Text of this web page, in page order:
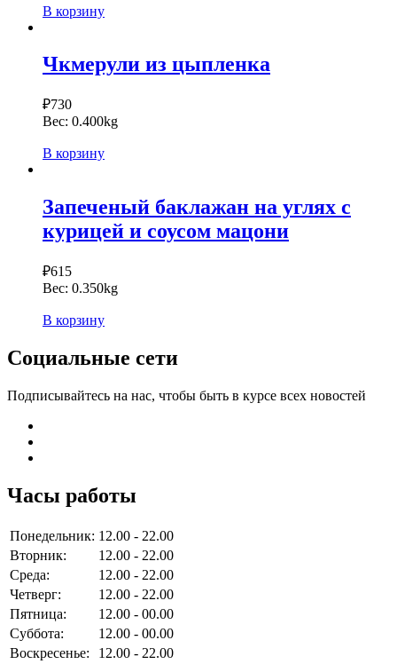
В корзину
Чкмерули из цыпленка
₽730
Вес: 0.400kg
В корзину
Запеченый баклажан на углях с
курицей и соусом мацони
₽615
Вес: 0.350kg
В корзину
Социальные сети
Подписывайтесь на нас, чтобы быть в курсе всех новостей
Часы работы
Понедельник: 12.00 - 22.00
Вторник:
12.00 - 22.00
Среда:
12.00 - 22.00
Четверг:
12.00 - 22.00
Пятница:
12.00 - 00.00
Суббота:
12.00 - 00.00
Воскресенье:
12.00 - 22.00